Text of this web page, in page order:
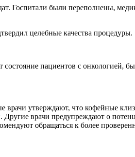
Госпитали были переполнены,
целебные качества процедуры.
состояние пациентов с онкологией,
утверждают, что кофейные
врачи предупреждают о
обращаться к более